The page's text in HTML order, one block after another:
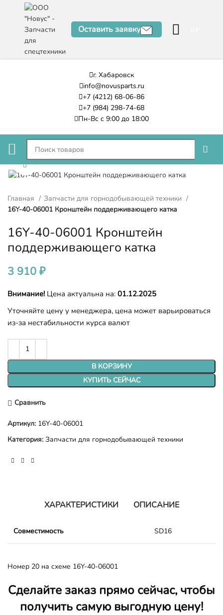
Оставить заявку
г. Хабаровск
info@novusparts.ru
+7 (4212) 68-06-86
+7 (984) 298-74-68
Пн-Вс с 9:00 до 18:00
Нажмите, чтобы увеличить
Главная
Запчасти для горнодобывающей техники
16Y-40-06001 Кронштейн поддерживающего катка
16Y-40-06001 Кронштейн
поддерживающего катка
3 910 ₽
Внимание! Цена актуальна на: 01.12.2025
Уточняйте цену у менеджера, цена может варьироваться
из-за нестабильности курса валют
В КОРЗИНУ
КУПИТЬ СЕЙЧАС
Сравнить
Артикул: 16Y-40-06001
Категория: Запчасти для горнодобывающей техники
ХАРАКТЕРИСТИКИ ОПИСАНИЕ
Совместимость SD16
Номер 20 на схеме 16Y-40-06001
Сделайте заказ прямо сейчас, чтобы
получить самую выгодную цену!